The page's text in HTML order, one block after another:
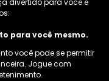
para você mesmo.
você pode se permitir
Jogue com